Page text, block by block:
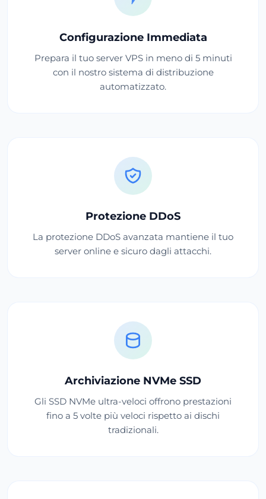
Configurazione Immediata
Prepara il tuo server VPS in meno di 5 minuti
con il nostro sistema di distribuzione
automatizzato.
Protezione DDoS
La protezione DDoS avanzata mantiene il tuo
server online e sicuro dagli attacchi.
Archiviazione NVMe SSD
Gli SSD NVMe ultra-veloci offrono prestazioni
fino a 5 volte più veloci rispetto ai dischi
tradizionali.